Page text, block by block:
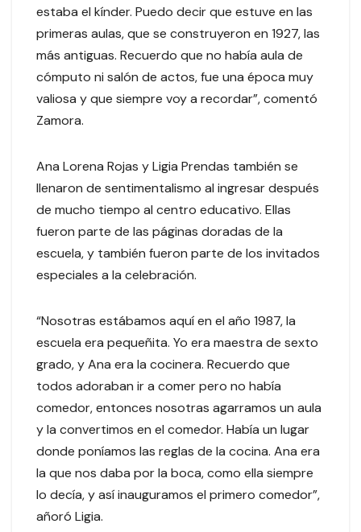
estaba el kínder. Puedo decir que estuve en las
primeras aulas, que se construyeron en 1927, las
más antiguas. Recuerdo que no había aula de
cómputo ni salón de actos, fue una época muy
valiosa y que siempre voy a recordar”, comentó
Zamora.
Ana Lorena Rojas y Ligia Prendas también se
llenaron de sentimentalismo al ingresar después
de mucho tiempo al centro educativo. Ellas
fueron parte de las páginas doradas de la
escuela, y también fueron parte de los invitados
especiales a la celebración.
“Nosotras estábamos aquí en el año 1987, la
escuela era pequeñita. Yo era maestra de sexto
grado, y Ana era la cocinera. Recuerdo que
todos adoraban ir a comer pero no había
comedor, entonces nosotras agarramos un aula
y la convertimos en el comedor. Había un lugar
donde poníamos las reglas de la cocina. Ana era
la que nos daba por la boca, como ella siempre
lo decía, y así inauguramos el primero comedor”,
añoró Ligia.